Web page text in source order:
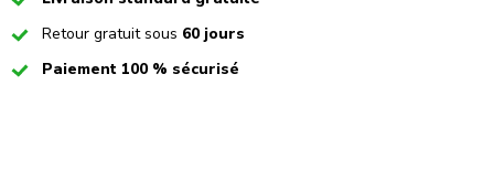
CheckedRetour gratuit sous 60 jours
CheckedPaiement 100 % sécurisé